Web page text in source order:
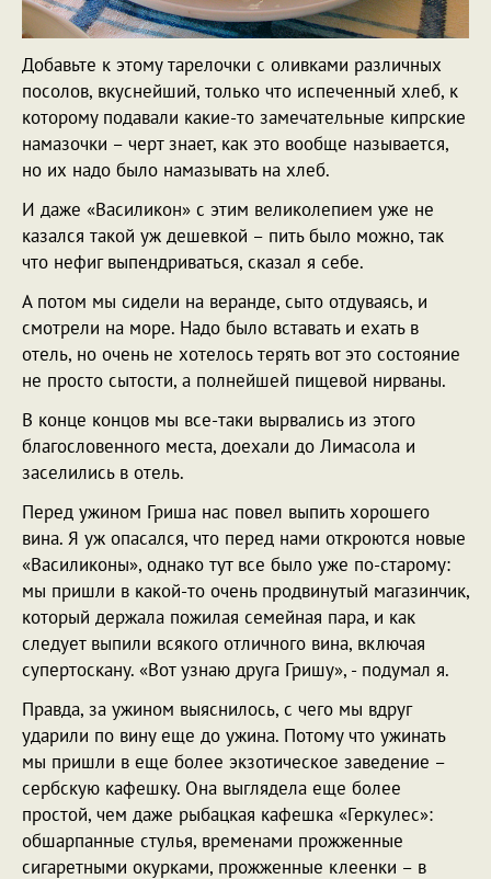
Добавьте к этому тарелочки с оливками различных
посолов, вкуснейший, только что испеченный хлеб, к
которому подавали какие-то замечательные кипрские
намазочки – черт знает, как это вообще называется,
но их надо было намазывать на хлеб.
И даже «Василикон» с этим великолепием уже не
казался такой уж дешевкой – пить было можно, так
что нефиг выпендриваться, сказал я себе.
А потом мы сидели на веранде, сыто отдуваясь, и
смотрели на море. Надо было вставать и ехать в
отель, но очень не хотелось терять вот это состояние
не просто сытости, а полнейшей пищевой нирваны.
В конце концов мы все-таки вырвались из этого
благословенного места, доехали до Лимасола и
заселились в отель.
Перед ужином Гриша нас повел выпить хорошего
вина. Я уж опасался, что перед нами откроются новые
«Василиконы», однако тут все было уже по-старому:
мы пришли в какой-то очень продвинутый магазинчик,
который держала пожилая семейная пара, и как
следует выпили всякого отличного вина, включая
супертоскану. «Вот узнаю друга Гришу», - подумал я.
Правда, за ужином выяснилось, с чего мы вдруг
ударили по вину еще до ужина. Потому что ужинать
мы пришли в еще более экзотическое заведение –
сербскую кафешку. Она выглядела еще более
простой, чем даже рыбацкая кафешка «Геркулес»:
обшарпанные стулья, временами прожженные
сигаретными окурками, прожженные клеенки – в